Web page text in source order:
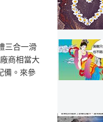
三合一滑
商相當大
備。來參